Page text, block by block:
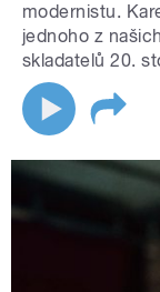
modernistu.
jednoho z
skladatelů 20.